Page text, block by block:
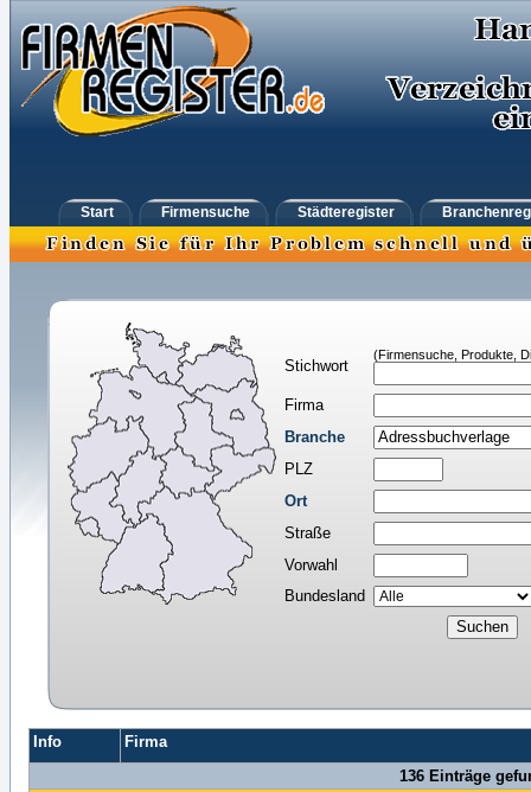
Start Firmensuche Städteregister
Stichwort
(Firmensuche, Produkte,
Firma
Branche
PLZ
Ort
Straße
Vorwahl
Bundesland
Info
Firma
136 Einträge